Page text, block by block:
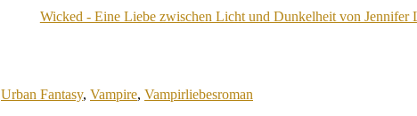
Wicked - Eine Liebe zwischen Licht und Dunkelheit von Jennifer
Urban Fantasy, Vampire, Vampirliebesroman